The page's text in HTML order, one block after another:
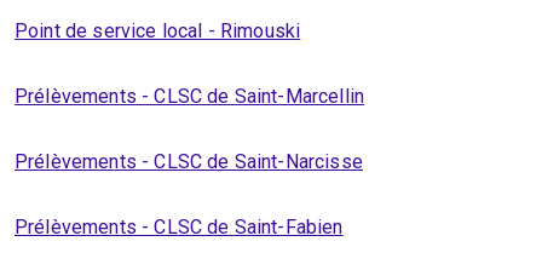
Point de service local - Rimouski
Prélèvements - CLSC de Saint-Marcellin
Prélèvements - CLSC de Saint-Narcisse
Prélèvements - CLSC de Saint-Fabien